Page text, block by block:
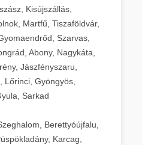
Kisújszállás,
Martfű, Tiszaföldvár,
Szarvas,
Abony, Nagykáta,
Jászfényszaru,
Lőrinci, Gyöngyös,
Sarkad
Berettyóújfalu,
Karcag,